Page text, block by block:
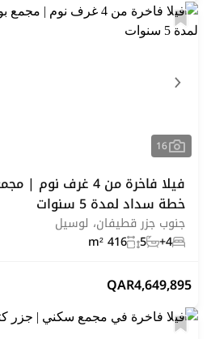
16
فيلا فاخرة من 4
خطة سداد لمدة 5 سنوات
جنوب جزر قطيفان، لوسيل
4+
5
416 m²
4,649,895
QAR